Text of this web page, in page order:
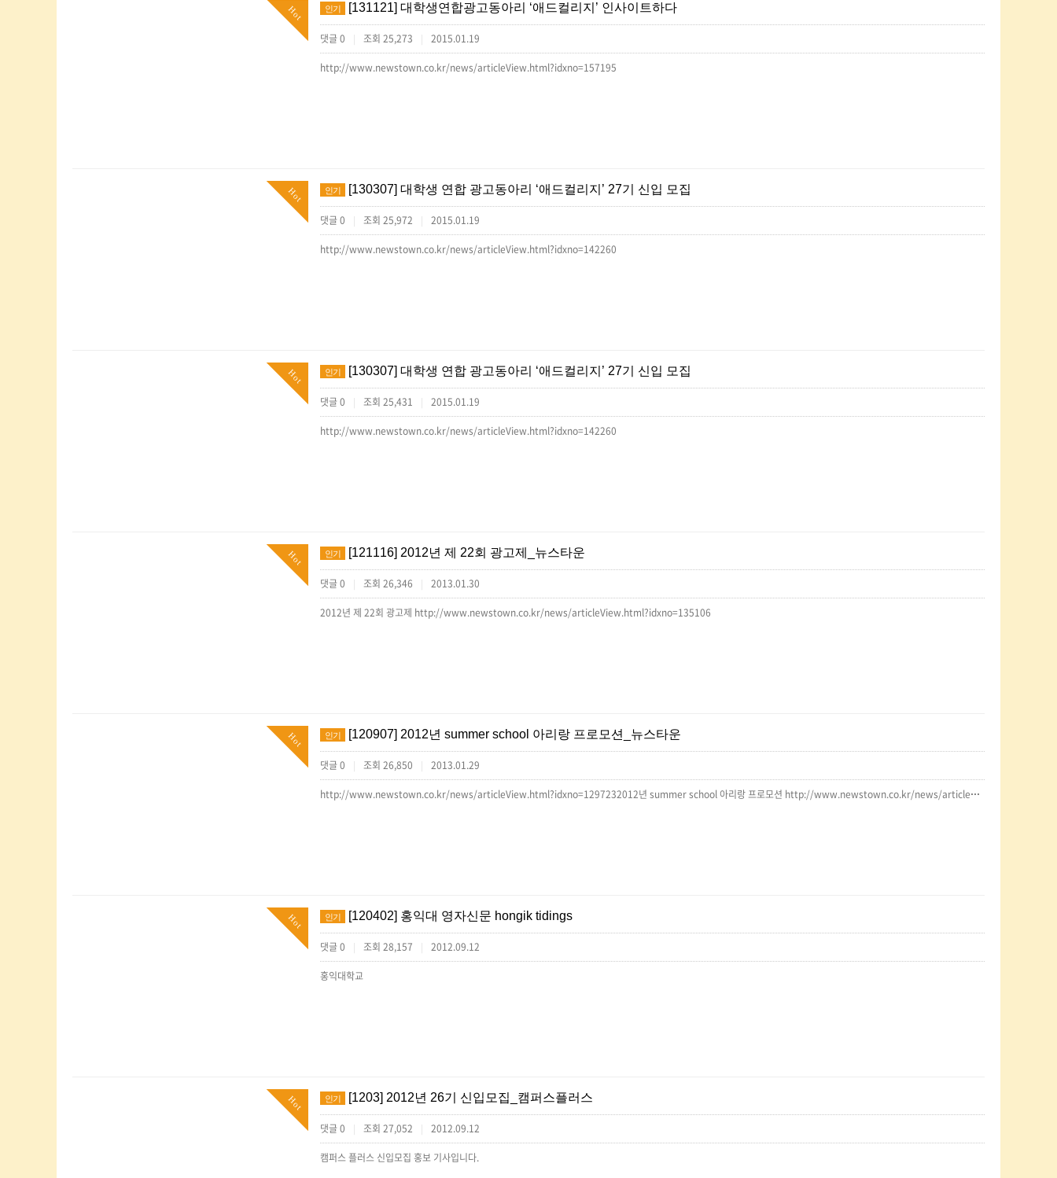
Hot 인기 [131121] 대학생연합광고동아리 ‘애드컬리지’ 인사이트하다
댓글 0 | 조회 25,273 | 2015.01.19
http://www.newstown.co.kr/news/articleView.html?idxno=157195
Hot 인기 [130307] 대학생 연합 광고동아리 ‘애드컬리지’ 27기 신입 모집
댓글 0 | 조회 25,972 | 2015.01.19
http://www.newstown.co.kr/news/articleView.html?idxno=142260
Hot 인기 [130307] 대학생 연합 광고동아리 ‘애드컬리지’ 27기 신입 모집
댓글 0 | 조회 25,431 | 2015.01.19
http://www.newstown.co.kr/news/articleView.html?idxno=142260
Hot 인기 [121116] 2012년 제 22회 광고제_뉴스타운
댓글 0 | 조회 26,346 | 2013.01.30
2012년 제 22회 광고제 http://www.newstown.co.kr/news/articleView.html?idxno=135106
Hot 인기 [120907] 2012년 summer school 아리랑 프로모션_뉴스타운
댓글 0 | 조회 26,850 | 2013.01.29
http://www.newstown.co.kr/news/articleView.html?idxno=1297232012년 summer school 아리랑 프로모션 http://www.newstown.co.kr/news/articleView.html?idxno=129723
Hot 인기 [120402] 홍익대 영자신문 hongik tidings
댓글 0 | 조회 28,157 | 2012.09.12
홍익대학교
Hot 인기 [1203] 2012년 26기 신입모집_캠퍼스플러스
댓글 0 | 조회 27,052 | 2012.09.12
캠퍼스 플러스 신입모집 홍보 기사입니다.